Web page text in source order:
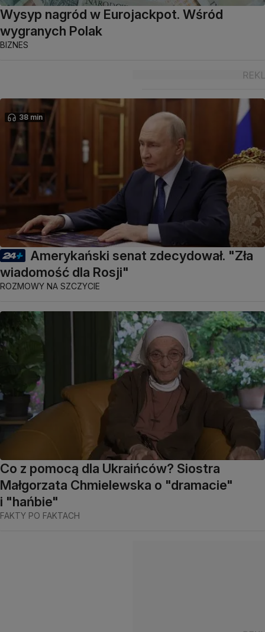
Wysyp nagród w Eurojackpot. Wśród
wygranych Polak
BIZNES
38 min
Amerykański senat zdecydował. "Zła
wiadomość dla Rosji"
ROZMOWY NA SZCZYCIE
Co z pomocą dla Ukraińców? Siostra
Małgorzata Chmielewska o "dramacie"
i "hańbie"
FAKTY PO FAKTACH